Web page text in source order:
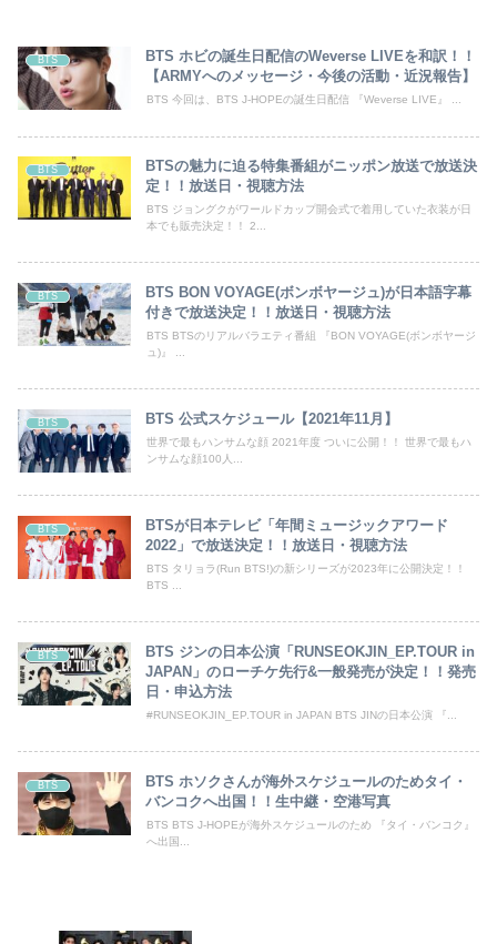
BTS
BTS ホビの誕生日配信のWeverse LIVEを和訳！！
【ARMYへのメッセージ・今後の活動・近況報告】
BTS 今回は、BTS J-HOPEの誕生日配信 『Weverse LIVE』 ...
BTS
BTSの魅力に迫る特集番組がニッポン放送で放送決
定！！放送日・視聴方法
BTS ジョングクがワールドカップ開会式で着用していた衣装が日
本でも販売決定！！ 2...
BTS
BTS BON VOYAGE(ボンボヤージュ)が日本語字幕
付きで放送決定！！放送日・視聴方法
BTS BTSのリアルバラエティ番組 『BON VOYAGE(ボンボヤージ
ュ)』 ...
BTS BTS 公式スケジュール【2021年11月】
世界で最もハンサムな顔 2021年度 ついに公開！！ 世界で最もハ
ンサムな顔100人...
BTS
BTSが日本テレビ「年間ミュージックアワード
2022」で放送決定！！放送日・視聴方法
BTS タリョラ(Run BTS!)の新シリーズが2023年に公開決定！！
BTS ...
BTS
BTS ジンの日本公演「RUNSEOKJIN_EP.TOUR in
JAPAN」のローチケ先行&一般発売が決定！！発売
日・申込方法
#RUNSEOKJIN_EP.TOUR in JAPAN BTS JINの日本公演 『...
BTS
BTS ホソクさんが海外スケジュールのためタイ・
バンコクへ出国！！生中継・空港写真
BTS BTS J-HOPEが海外スケジュールのため 『タイ・バンコク』
へ出国...